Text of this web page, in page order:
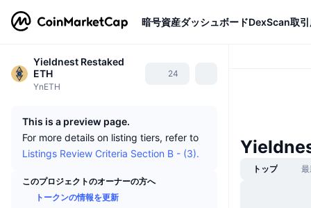
暗号資産ダッシュボードDexScan取
Yieldnest Restaked
ETH
YnETH
24
This is a preview page.
For more details on listing tiers, refer to
Listings Review Criteria Section B - (3).
このプロジェクトのオーナーの方へ
トークンの情報を更新
トップ